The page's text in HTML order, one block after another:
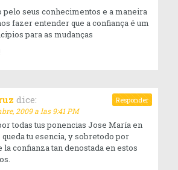
pelo seus conhecimentos e a maneira
fazer entender que a confiança é um
para as mudanças
dice:
2009 a las 9:41 PM
todas tus ponencias Jose María en
tu esencia, y sobretodo por
la confianza tan denostada en estos
Responder